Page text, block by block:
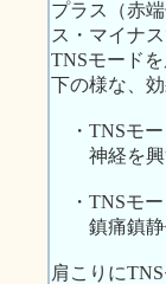
プラス（赤
ス・マイナ
TNSモード
下の様な、
・TNSモー
神経を興奮
・TNSモー
鎮痛鎮静作
肩こりに